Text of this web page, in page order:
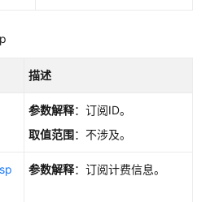
描述
参数解释：订阅ID。
取值范围：不涉及。
参数解释：订阅计费信息。